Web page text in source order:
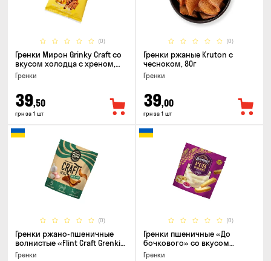
(0)
Гренки Мирон Grinky Craft со
вкусом холодца с хреном,
100г
Гренки
39,50
грн за 1 шт
(0)
Гренки ржаные Kruton с
чесноком, 80г
Гренки
39,00
грн за 1 шт
(0)
Гренки ржано-пшеничные
волнистые «Flint Craft Grenki»
со вкусом чеснока, 80г
Гренки
(0)
Гренки пшеничные «До
бочкового» со вкусом
холодец с хреном, 120г
Гренки